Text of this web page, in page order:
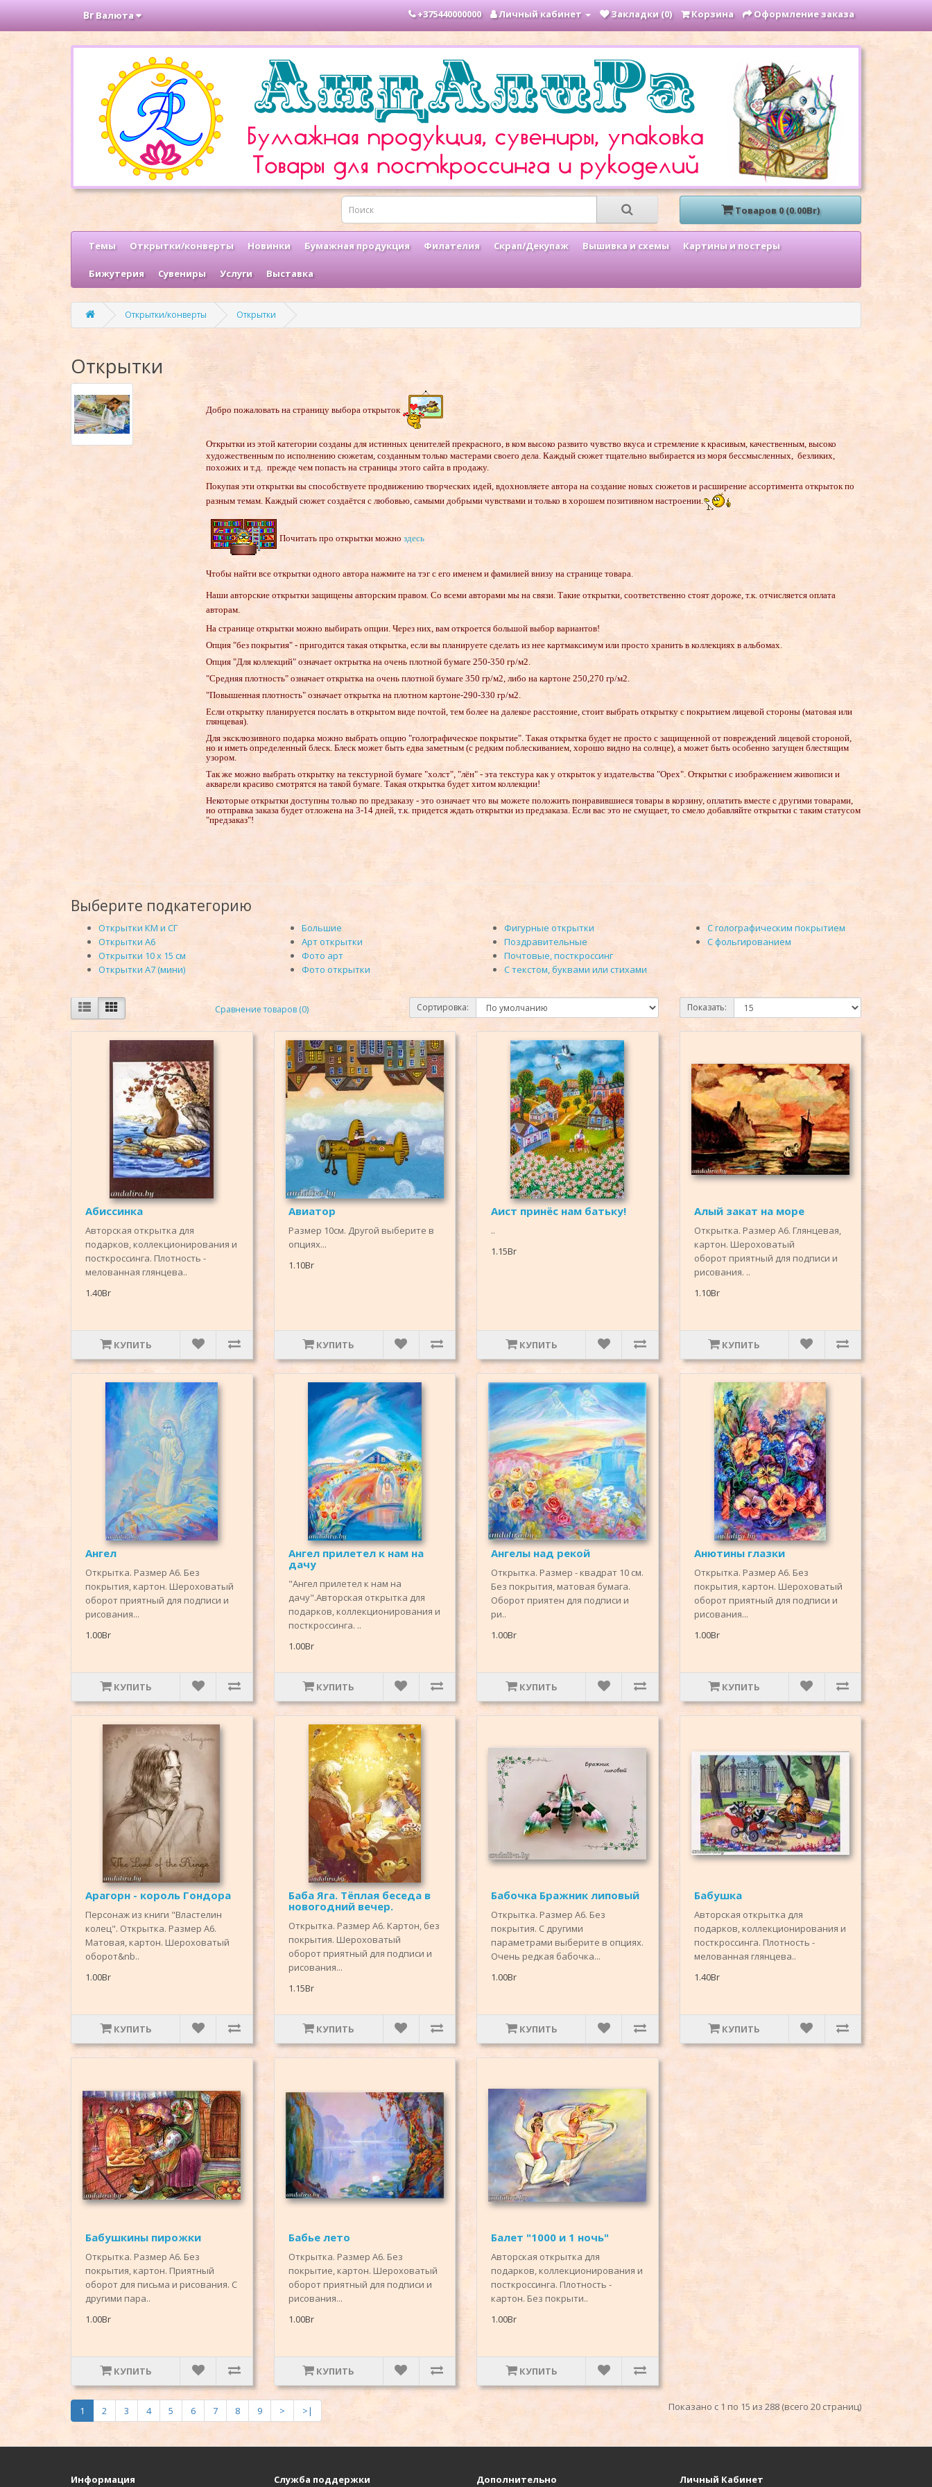
Br Валюта +375440000000 Личный кабинет Закладки (0) Корзина Оформление заказа
Товаров 0 (0.00Br)
Темы Открытки/конверты Новинки Бумажная продукция Филателия Скрап/Декупаж Вышивка и схемы Картины и постеры
Бижутерия Сувениры Услуги Выставка
Открытки/конверты Открытки
Открытки
Добро пожаловать на страницу выбора открыток
Открытки из этой категории созданы для истинных ценителей прекрасного, в ком высоко развито чувство вкуса и стремление к красивым, качественным, высоко
художественным по исполнению сюжетам, созданным только мастерами своего дела. Каждый сюжет тщательно выбирается из моря бессмысленных, безликих,
похожих и т.д. прежде чем попасть на страницы этого сайта в продажу.
Покупая эти открытки вы способствуете продвижению творческих идей, вдохновляете автора на создание новых сюжетов и расширение ассортимента открыток по
разным темам. Каждый сюжет создаётся с любовью, самыми добрыми чувствами и только в хорошем позитивном настроении.
Почитать про открытки можно здесь
Чтобы найти все открытки одного автора нажмите на тэг с его именем и фамилией внизу на странице товара.
Наши авторские открытки защищены авторским правом. Со всеми авторами мы на связи. Такие открытки, соответственно стоят дороже, т.к. отчисляется оплата
авторам.
На странице открытки можно выбирать опции. Через них, вам откроется большой выбор вариантов!
Опция "без покрытия" - пригодится такая открытка, если вы планируете сделать из нее картмаксимум или просто хранить в коллекциях в альбомах.
Опция "Для коллекций" означает октрытка на очень плотной бумаге 250-350 гр/м2.
"Средняя плотность" означает открытка на очень плотной бумаге 350 гр/м2, либо на картоне 250,270 гр/м2.
"Повышенная плотность" означает открытка на плотном картоне-290-330 гр/м2.
Если открытку планируется послать в открытом виде почтой, тем более на далекое расстояние, стоит выбрать открытку с покрытием лицевой стороны (матовая или
глянцевая).
Для эксклюзивного подарка можно выбрать опцию "голографическое покрытие". Такая открытка будет не просто с защищенной от повреждений лицевой стороной,
но и иметь определенный блеск. Блеск может быть едва заметным (с редким поблескиванием, хорошо видно на солнце), а может быть особенно загущен блестящим
узором.
Так же можно выбрать открытку на текстурной бумаге "холст", "лён" - эта текстура как у открыток у издательства "Орех". Открытки с изображением живописи и
акварели красиво смотрятся на такой бумаге. Такая открытка будет хитом коллекции!
Некоторые открытки доступны только по предзаказу - это означает что вы можете положить понравившиеся товары в корзину, оплатить вместе с другими товарами,
но отправка заказа будет отложена на 3-14 дней, т.к. придется ждать открытки из предзаказа. Если вас это не смущает, то смело добавляйте открытки с таким статусом
"предзаказ"!
Выберите подкатегорию
Открытки КМ и СГ
Открытки А6
Открытки 10 х 15 см
Открытки А7 (мини)
Большие
Арт открытки
Фото арт
Фото открытки
Фигурные открытки
Поздравительные
Почтовые, посткроссинг
С текстом, буквами или стихами
С голографическим покрытием
С фольгированием
Сравнение товаров (0) Сортировка: Показать:
Абиссинка
Авторская открытка для
подарков, коллекционирования и
посткроссинга. Плотность -
мелованная глянцева..
1.40Br
КУПИТЬ
Авиатор
Размер 10см. Другой выберите в
опциях...
1.10Br
КУПИТЬ
Аист принёс нам батьку!
..
1.15Br
КУПИТЬ
Алый закат на море
Открытка. Размер А6. Глянцевая,
картон. Шероховатый
оборот приятный для подписи и
рисования. ..
1.10Br
КУПИТЬ
Ангел
Открытка. Размер А6. Без
покрытия, картон. Шероховатый
оборот приятный для подписи и
рисования...
1.00Br
КУПИТЬ
Ангел прилетел к нам на
дачу
"Ангел прилетел к нам на
дачу".Авторская открытка для
подарков, коллекционирования и
посткроссинга. ..
1.00Br
КУПИТЬ
Ангелы над рекой
Открытка. Размер - квадрат 10 см.
Без покрытия, матовая бумага.
Оборот приятен для подписи и
ри..
1.00Br
КУПИТЬ
Анютины глазки
Открытка. Размер А6. Без
покрытия, картон. Шероховатый
оборот приятный для подписи и
рисования...
1.00Br
КУПИТЬ
Арагорн - король Гондора
Персонаж из книги "Властелин
колец". Открытка. Размер А6.
Матовая, картон. Шероховатый
оборот&nb..
1.00Br
КУПИТЬ
Баба Яга. Тёплая беседа в
новогодний вечер.
Открытка. Размер А6. Картон, без
покрытия. Шероховатый
оборот приятный для подписи и
рисования...
1.15Br
КУПИТЬ
Бабочка Бражник липовый
Открытка. Размер А6. Без
покрытия. С другими
параметрами выберите в опциях.
Очень редкая бабочка...
1.00Br
КУПИТЬ
Бабушка
Авторская открытка для
подарков, коллекционирования и
посткроссинга. Плотность -
мелованная глянцева..
1.40Br
КУПИТЬ
Бабушкины пирожки
Открытка. Размер А6. Без
покрытия, картон. Приятный
оборот для письма и рисования. С
другими пара..
1.00Br
КУПИТЬ
Бабье лето
Открытка. Размер А6. Без
покрытие, картон. Шероховатый
оборот приятный для подписи и
рисования...
1.00Br
КУПИТЬ
Балет "1000 и 1 ночь"
Авторская открытка для
подарков, коллекционирования и
посткроссинга. Плотность -
картон. Без покрыти..
1.00Br
КУПИТЬ
1 2 3 4 5 6 7 8 9 > >| Показано с 1 по 15 из 288 (всего 20 страниц)
Информация Служба поддержки Дополнительно Личный Кабинет